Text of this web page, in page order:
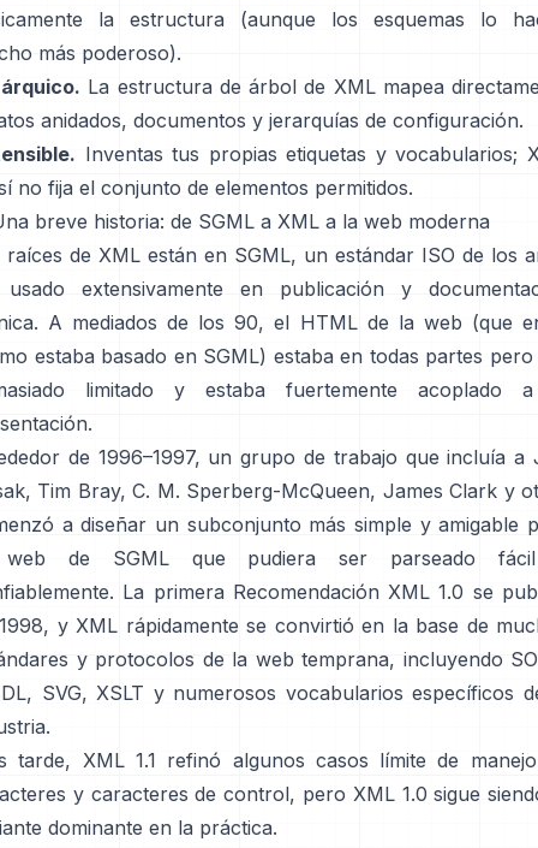
la estructura (aunque los esquemas lo
más poderoso).
La estructura de árbol de XML mapea
anidados, documentos y jerarquías de configuración.
Inventas tus propias etiquetas y vocabularios;
no fija el conjunto de elementos permitidos.
breve historia: de SGML a XML a la web moderna
raíces de XML están en SGML, un estándar ISO de los
extensivamente en publicación y
A mediados de los 90, el HTML de la web (que
estaba basado en SGML) estaba en todas partes
limitado y estaba fuertemente acoplado
de 1996–1997, un grupo de trabajo que incluía a
Tim Bray, C. M. Sperberg-McQueen, James Clark y
a diseñar un subconjunto más simple y amigable
de SGML que pudiera ser parseado
La primera Recomendación XML 1.0 se
y XML rápidamente se convirtió en la base de
y protocolos de la web temprana, incluyendo
SVG, XSLT y numerosos vocabularios específicos
tarde, XML 1.1 refinó algunos casos límite de
y caracteres de control, pero XML 1.0 sigue
dominante en la práctica.